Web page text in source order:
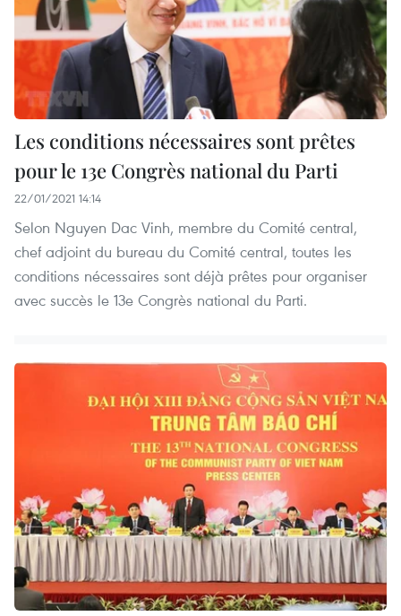
Les conditions nécessaires sont prêtes
pour le 13e Congrès national du Parti
22/01/2021 14:14
Selon Nguyen Dac Vinh, membre du Comité central,
chef adjoint du bureau du Comité central, toutes les
conditions nécessaires sont déjà prêtes pour organiser
avec succès le 13e Congrès national du Parti.